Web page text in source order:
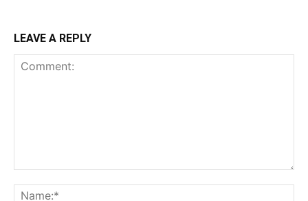
LEAVE A REPLY